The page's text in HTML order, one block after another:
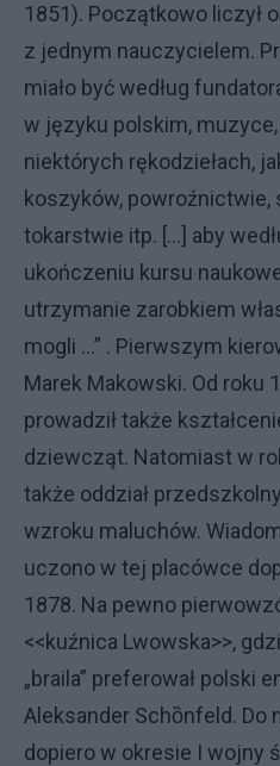
1851). Początkowo liczył
z jednym nauczycielem.
miało być według
w języku polskim,
niektórych rękodziełach,
koszyków,
tokarstwie itp. […] aby
ukończeniu kursu
utrzymanie zarobkiem
mogli …” . Pierwszym
Marek Makowski. Od roku
prowadził także
dziewcząt. Natomiast w
także oddział
wzroku maluchów.
uczono w tej placówce
1878. Na pewno
<<kuźnica Lwowska>>,
„braila” preferował polski
Aleksander Schȍnfeld. Do
dopiero w okresie I wojny